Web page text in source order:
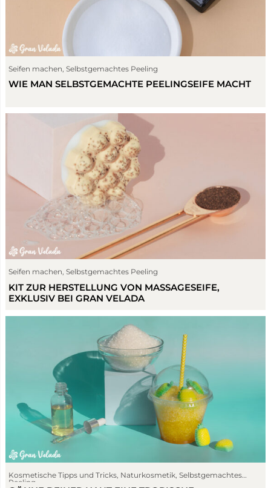
Seifen machen Selbstgemachtes Peeling
WIE MAN SELBSTGEMACHTE PEELINGSEIFE MACHT
Seifen machen, Selbstgemachtes Peeling
KIT ZUR HERSTELLUNG VON MASSAGESEIFE,
EXKLUSIV BEI GRAN VELADA
Kosmetische Tipps und Tricks, Naturkosmetik, Selbstgemachtes
Peeling